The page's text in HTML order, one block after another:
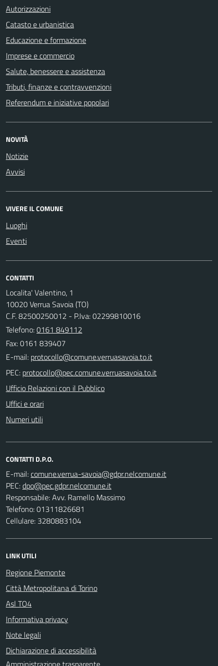
Autorizzazioni
Catasto e urbanistica
Educazione e formazione
Imprese e commercio
Salute, benessere e assistenza
Tributi, finanze e contravvenzioni
Referendum e iniziative popolari
NOVITÀ
Notizie
Avvisi
VIVERE IL COMUNE
Luoghi
Eventi
CONTATTI
Localita' Valentino, 1
10020 Verrua Savoia (TO)
C.F. 82500250012 - P.Iva: 02299810016
Telefono:0161 849112
Fax: 0161 839407
E-mail:
PEC:
Ufficio Relazioni con il Pubblico
Uffici e orari
Numeri utili
CONTATTI D.P.O.
E-mail:
PEC:
Responsabile: Avv. Ramello Massimo
Telefono: 01311826681
Cellulare: 3280883104
LINK UTILI
Regione Piemonte
Città Metropolitana di Torino
Asl TO4
Informativa privacy
Note legali
Dichiarazione di accessibilità